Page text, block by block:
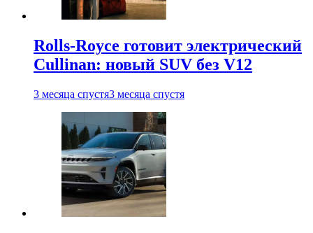
Rolls-Royce готовит электрический
Cullinan: новый SUV без V12
3 месяца спустя3 месяца спустя